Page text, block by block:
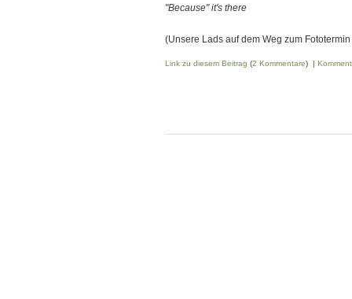
"Because" it's there
(Unsere Lads auf dem Weg zum
Link zu diesem Beitrag (2 Kommentare) |